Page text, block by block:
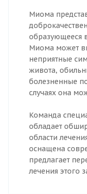
Миома
образующееся
Миома может
неприятные
живота,
болезненные
случаях она
Команда
обладает
области
оснащена
предлагает
лечения этого